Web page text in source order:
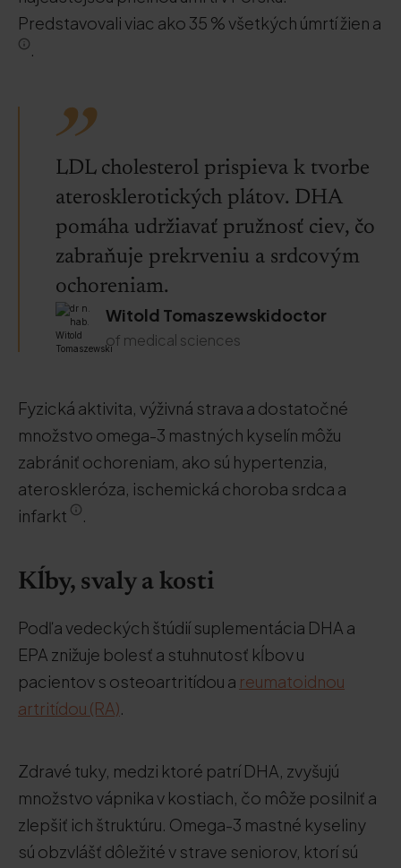
Predstavovali viac ako 35 % všetkých úmrtí žien a
.
LDL cholesterol prispieva k tvorbe
aterosklerotických plátov. DHA
pomáha udržiavať pružnosť ciev, čo
zabraňuje prekrveniu a srdcovým
ochoreniam.
Witold Tomaszewskidoctor
of medical sciences
Fyzická aktivita, výživná strava a dostatočné
množstvo omega-3 mastných kyselín môžu
zabrániť ochoreniam, ako sú hypertenzia,
ateroskleróza, ischemická choroba srdca a
infarkt
.
Kĺby, svaly a kosti
Podľa vedeckých štúdií suplementácia DHA a
EPA znižuje bolesť a stuhnutosť kĺbov u
pacientov s osteoartritídou a reumatoidnou
artritídou (RA).
Zdravé tuky, medzi ktoré patrí DHA, zvyšujú
množstvo vápnika v kostiach, čo môže posilniť a
zlepšiť ich štruktúru. Omega-3 mastné kyseliny
sú obzvlášť dôležité v strave seniorov, ktorí sú